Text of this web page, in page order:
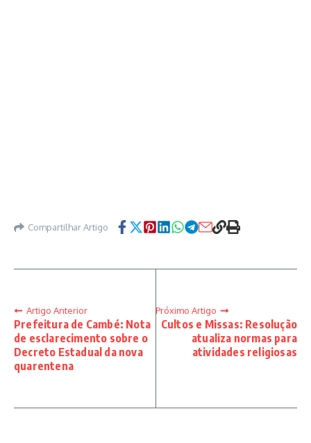
Compartilhar Artigo
Artigo Anterior
Prefeitura de Cambé: Nota
de esclarecimento sobre o
Decreto Estadual da nova
quarentena
Próximo Artigo
Cultos e Missas: Resolução
atualiza normas para
atividades religiosas